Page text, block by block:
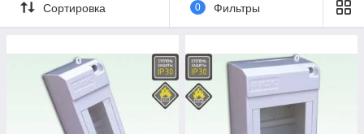
Сортировка 0 Фильтры